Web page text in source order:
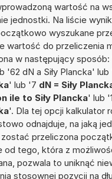
wartość na
jednostki. Na liście
wyszukane
wartość do przeliczenia
w następujący sposób:
'62 dN a Siły Plancka'
' lub '7 dN = Siły
ile to Siły Plancka' lub
'. Dla tej opcji kalkulator
odnajduje, na jaką
przeliczona
od tego, która z
pozwala to uniknąć
stosownej pozycji na